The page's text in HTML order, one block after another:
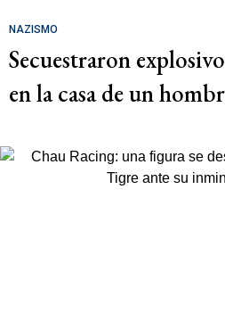
NAZISMO
Secuestraron
en la casa de un